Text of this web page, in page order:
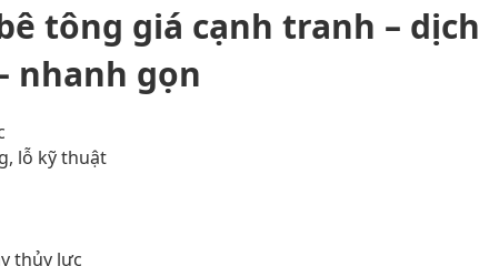
tông giá cạnh tranh – dịch
nhanh gọn
lỗ kỹ thuật
thủy lực